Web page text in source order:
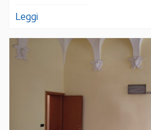
Leggi